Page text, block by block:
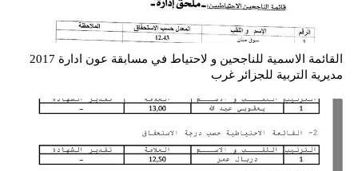
القائمة الاسمية للناجحين و لاحتياط في مسابقة عون ادارة 2017
مديرية التربية للجزائر غرب